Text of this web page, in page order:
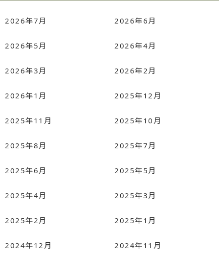
2026年7月 2026年6月
2026年5月 2026年4月
2026年3月 2026年2月
2026年1月 2025年12月
2025年11月 2025年10月
2025年8月 2025年7月
2025年6月 2025年5月
2025年4月 2025年3月
2025年2月 2025年1月
2024年12月 2024年11月